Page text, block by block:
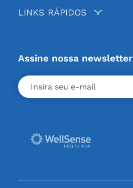
LINKS RÁPIDOS
Assine nossa newsletter